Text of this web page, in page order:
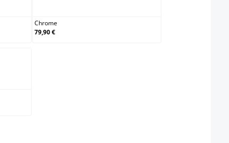
Chrome
79,90 €